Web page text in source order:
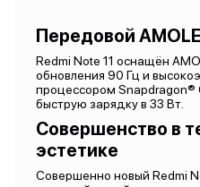
Передовой
Redmi Note 11 оснащён
обновления 90 Гц и
процессором
быструю зарядку в 33 Вт.
Совершенство в
эстетике
Совершенно новый Redmi